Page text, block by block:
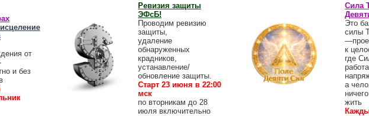
от
и без
Ревизия защиты
ЭФсБ!
Проводим ревизию
защиты,
удаление
обнаруженных
крадников,
устанавление/
обновление защиты.
Старт 23 июня в 22:00
мск
по вторникам до 28
июля включительно
Сила
Это
силы
к
где
а
жить